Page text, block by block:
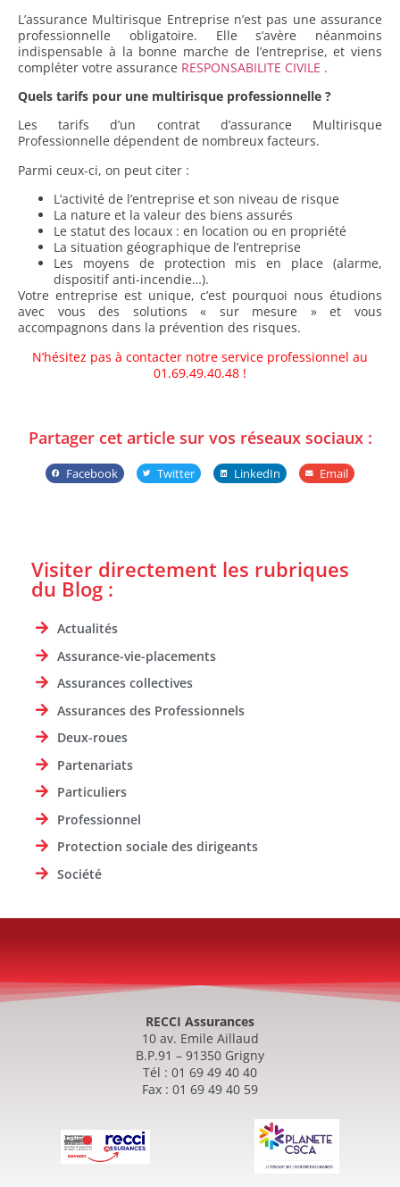
L’assurance Multirisque Entreprise n’est pas une assurance
professionnelle obligatoire. Elle s’avère néanmoins
indispensable à la bonne marche de l’entreprise, et viens
compléter votre assurance RESPONSABILITE CIVILE .
Quels tarifs pour une multirisque professionnelle ?
Les tarifs d’un contrat d’assurance Multirisque
Professionnelle dépendent de nombreux facteurs.
Parmi ceux-ci, on peut citer :
L’activité de l’entreprise et son niveau de risque
La nature et la valeur des biens assurés
Le statut des locaux : en location ou en propriété
La situation géographique de l’entreprise
Les moyens de protection mis en place (alarme,
dispositif anti-incendie…).
Votre entreprise est unique, c’est pourquoi nous étudions
avec vous des solutions « sur mesure » et vous
accompagnons dans la prévention des risques.
N’hésitez pas à contacter notre service professionnel au
01.69.49.40.48 !
Partager cet article sur vos réseaux sociaux :
Facebook Twitter LinkedIn Email
Visiter directement les rubriques
du Blog :
Actualités
Assurance-vie-placements
Assurances collectives
Assurances des Professionnels
Deux-roues
Partenariats
Particuliers
Professionnel
Protection sociale des dirigeants
Société
RECCI Assurances
10 av. Emile Aillaud
B.P.91 – 91350 Grigny
Tél : 01 69 49 40 40
Fax : 01 69 49 40 59